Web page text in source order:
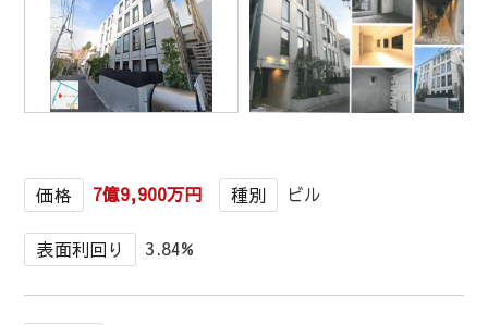
1/1
価格 7億9,900万円 種別 ビル
表面利回り 3.84%